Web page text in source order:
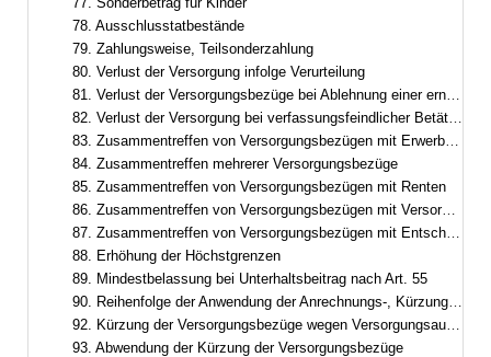
78. Ausschlusstatbestände
79. Zahlungsweise, Teilsonderzahlung
80. Verlust der Versorgung infolge Verurteilung
81. Verlust der Versorgungsbezüge bei Ablehnung einer erneuten Berufung
82. Verlust der Versorgung bei verfassungsfeindlicher Betätigung
83. Zusammentreffen von Versorgungsbezügen mit Erwerbs- und Erwerbsersatzeinkommen
84. Zusammentreffen mehrerer Versorgungsbezüge
85. Zusammentreffen von Versorgungsbezügen mit Renten
86. Zusammentreffen von Versorgungsbezügen mit Versorgung aus zwischenstaatlicher und überstaatlicher Verwendung
87. Zusammentreffen von Versorgungsbezügen mit Entschädigung oder Versorgungsbezügen nach dem Abgeordnetenstatut des Europäischen Parlaments
88. Erhöhung der Höchstgrenzen
89. Mindestbelassung bei Unterhaltsbeitrag nach Art. 55
90. Reihenfolge der Anwendung der Anrechnungs-, Kürzungs- und Ruhensvorschriften
92. Kürzung der Versorgungsbezüge wegen Versorgungsausgleich
93. Abwendung der Kürzung der Versorgungsbezüge